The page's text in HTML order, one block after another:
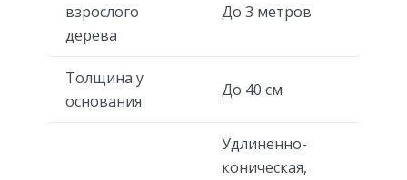
взрослого
дерева
До 3 метров
Толщина у
основания
До 40 см
Удлиненно-
коническая,